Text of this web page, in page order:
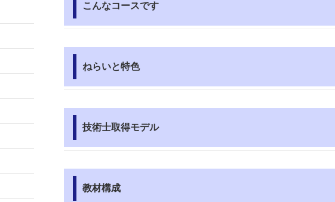
こんなコースです
ねらいと特色
技術士取得モデル
教材構成